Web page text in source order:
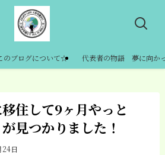
のブログについて☆ 代表者の物語 夢に向か
住して9ヶ月やっと
が見つかりました！
24日